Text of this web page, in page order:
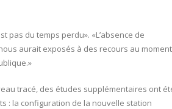
pas du temps perdu». «L’absence de
aurait exposés à des recours au
tracé, des études supplémentaires ont
: la configuration de la nouvelle station